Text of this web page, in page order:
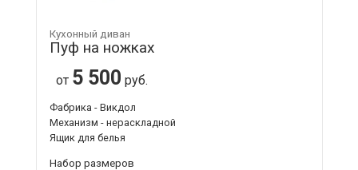
Кухонный диван
Пуф на ножках
от 5 500 руб.
Фабрика - Викдол
Механизм - нераскладной
Ящик для белья
Набор размеров